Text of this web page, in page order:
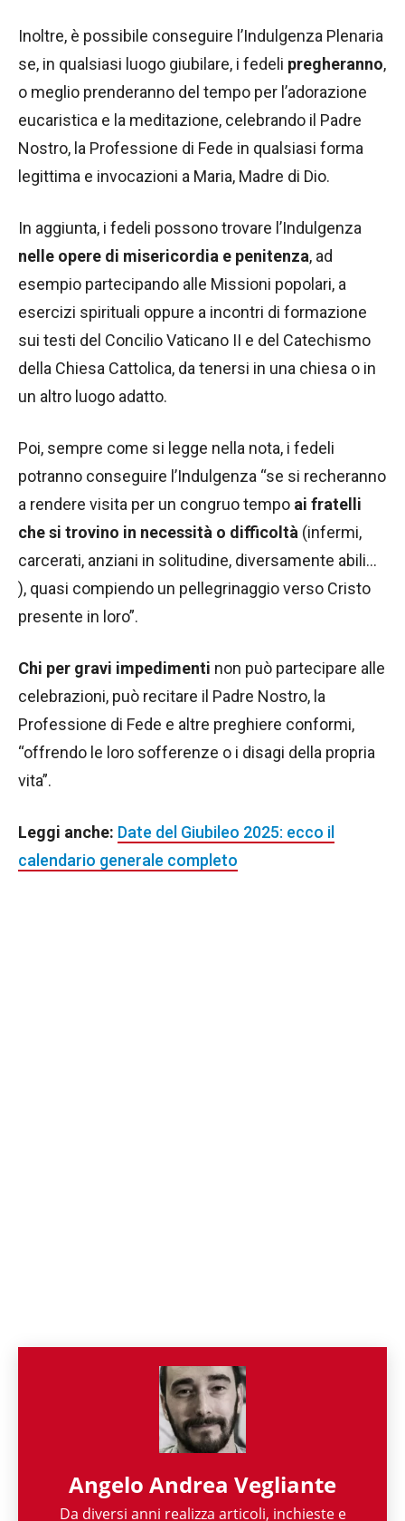
Inoltre, è possibile conseguire l’Indulgenza Plenaria
se, in qualsiasi luogo giubilare, i fedeli pregheranno,
o meglio prenderanno del tempo per l’adorazione
eucaristica e la meditazione, celebrando il Padre
Nostro, la Professione di Fede in qualsiasi forma
legittima e invocazioni a Maria, Madre di Dio.
In aggiunta, i fedeli possono trovare l’Indulgenza
nelle opere di misericordia e penitenza, ad
esempio partecipando alle Missioni popolari, a
esercizi spirituali oppure a incontri di formazione
sui testi del Concilio Vaticano II e del Catechismo
della Chiesa Cattolica, da tenersi in una chiesa o in
un altro luogo adatto.
Poi, sempre come si legge nella nota, i fedeli
potranno conseguire l’Indulgenza “se si recheranno
a rendere visita per un congruo tempo ai fratelli
che si trovino in necessità o difficoltà (infermi,
carcerati, anziani in solitudine, diversamente abili…
), quasi compiendo un pellegrinaggio verso Cristo
presente in loro”.
Chi per gravi impedimenti non può partecipare alle
celebrazioni, può recitare il Padre Nostro, la
Professione di Fede e altre preghiere conformi,
“offrendo le loro sofferenze o i disagi della propria
vita”.
Leggi anche: Date del Giubileo 2025: ecco il
calendario generale completo
Angelo Andrea Vegliante
Da diversi anni realizza articoli, inchieste e